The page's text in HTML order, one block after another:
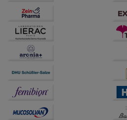
betreiben.
Statistik & Tracking:
Hierüber
Informationen über die Art und
unserer Website sammeln, mit
Website weiter für Sie
auf unserer Website aber auch
Drittseiten möglichst relevant
Bitte beachten Sie, dass Daten
Dritte wie z.B. Google oder